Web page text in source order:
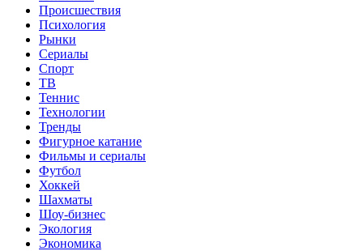
Происшествия
Психология
Рынки
Сериалы
Спорт
ТВ
Теннис
Технологии
Тренды
Фигурное катание
Фильмы и сериалы
Футбол
Хоккей
Шахматы
Шоу-бизнес
Экология
Экономика